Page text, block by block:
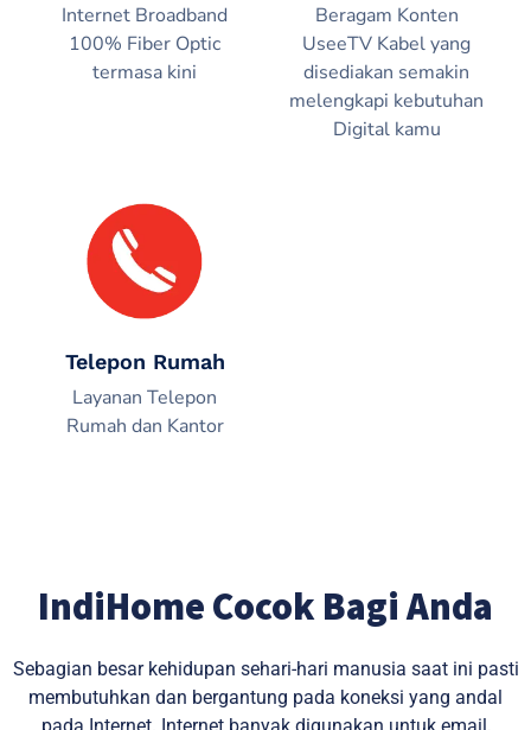
Internet Broadband
100% Fiber Optic
termasa kini
Beragam Konten
UseeTV Kabel yang
disediakan semakin
melengkapi kebutuhan
Digital kamu
Telepon Rumah
Layanan Telepon
Rumah dan Kantor
IndiHome Cocok Bagi Anda
Sebagian besar kehidupan sehari-hari manusia saat ini pasti
membutuhkan dan bergantung pada koneksi yang andal